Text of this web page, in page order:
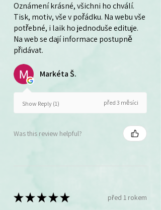
Oznámení krásné, všichni ho chválí.
Tisk, motiv, vše v pořádku. Na webu vše
potřebné, i laik ho jednoduše edituje.
Na web se dají informace postupně
přidávat.
Markéta Š.
Show Reply (1) před 3 měsíci
Was this review helpful?
★★★★★ před 1 rokem